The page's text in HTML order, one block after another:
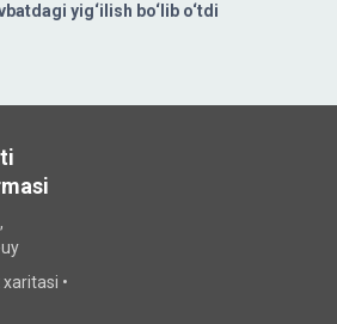
yig‘ilish bo‘lib o‘tdi
xaritasi •